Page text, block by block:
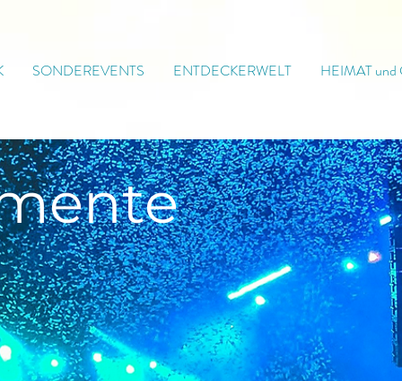
SONDEREVENTS ENTDECKERWELT HEIMAT